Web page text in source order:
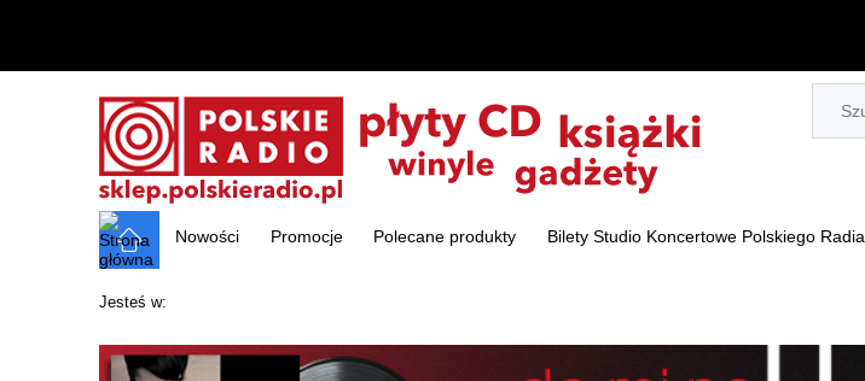
Nowości Promocje Polecane produkty Bilety Studio Koncertowe Polskiego Radia
Jesteś w: